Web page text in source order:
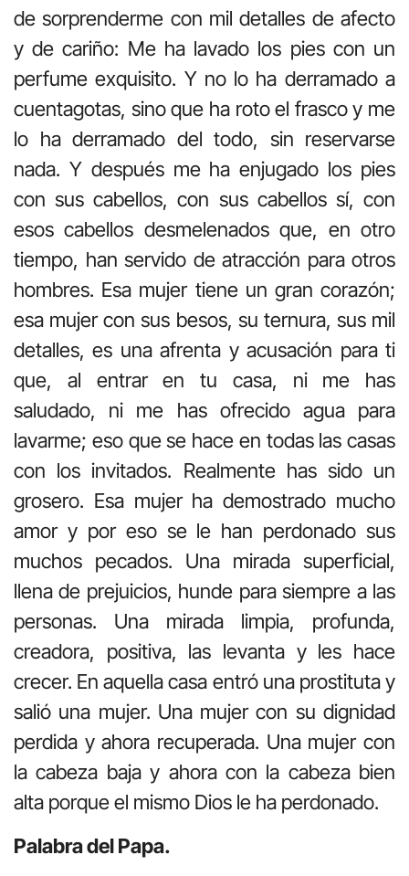
de sorprenderme con mil detalles de afecto
y de cariño: Me ha lavado los pies con un
perfume exquisito. Y no lo ha derramado a
cuentagotas, sino que ha roto el frasco y me
lo ha derramado del todo, sin reservarse
nada. Y después me ha enjugado los pies
con sus cabellos, con sus cabellos sí, con
esos cabellos desmelenados que, en otro
tiempo, han servido de atracción para otros
hombres. Esa mujer tiene un gran corazón;
esa mujer con sus besos, su ternura, sus mil
detalles, es una afrenta y acusación para ti
que, al entrar en tu casa, ni me has
saludado, ni me has ofrecido agua para
lavarme; eso que se hace en todas las casas
con los invitados. Realmente has sido un
grosero. Esa mujer ha demostrado mucho
amor y por eso se le han perdonado sus
muchos pecados. Una mirada superficial,
llena de prejuicios, hunde para siempre a las
personas. Una mirada limpia, profunda,
creadora, positiva, las levanta y les hace
crecer. En aquella casa entró una prostituta y
salió una mujer. Una mujer con su dignidad
perdida y ahora recuperada. Una mujer con
la cabeza baja y ahora con la cabeza bien
alta porque el mismo Dios le ha perdonado.
Palabra del Papa.